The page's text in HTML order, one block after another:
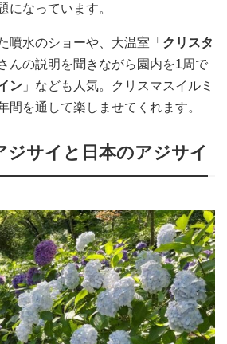
になっています。
噴水のショーや、大温室「 クリスタ
んの説明を聞きながら園内を1周で
ン 」なども人気。クリスマスイルミ
間を通して楽しませてくれます。
ジサイと日本のアジサイ